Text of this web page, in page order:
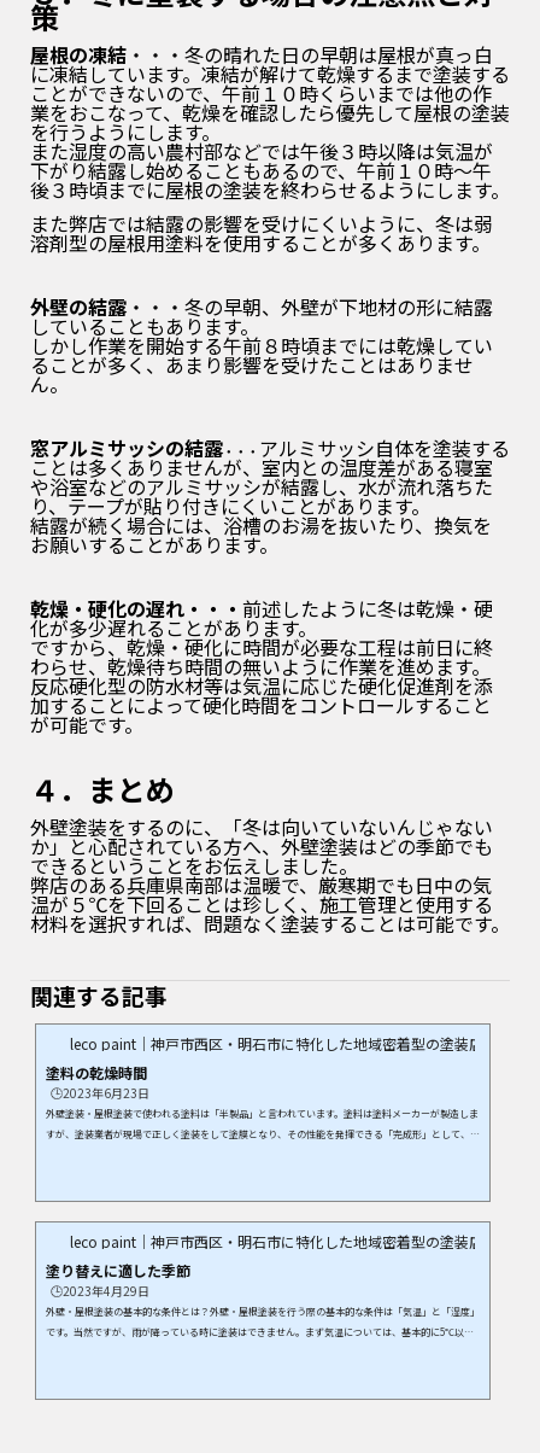
策
屋根の凍結 ・・・冬の晴れた日の早朝は屋根が真っ白
に凍結しています。凍結が解けて乾燥するまで塗装する
ことができないので、午前１０時くらいまでは他の作
業をおこなって、乾燥を確認したら優先して屋根の塗装
を行うようにします。
また湿度の高い農村部などでは午後３時以降は気温が
下がり結露し始めることもあるので、午前１０時～午
後３時頃までに屋根の塗装を終わらせるようにします。
また弊店では結露の影響を受けにくいように、冬は弱
溶剤型の屋根用塗料を使用することが多くあります。
外壁の結露 ・・・冬の早朝、外壁が下地材の形に結露
していることもあります。
しかし作業を開始する午前８時頃までには乾燥してい
ることが多く、あまり影響を受けたことはありませ
ん。
窓アルミサッシの結露 ・・・ アルミサッシ自体を塗装する
ことは多くありませんが、室内との温度差がある寝室
や浴室などのアルミサッシが結露し、水が流れ落ちた
り、テープが貼り付きにくいことがあります。
結露が続く場合には、浴槽のお湯を抜いたり、換気を
お願いすることがあります。
乾燥・硬化の遅れ・・・ 前述したように冬は乾燥・硬
化が多少遅れることがあります。
ですから、乾燥・硬化に時間が必要な工程は前日に終
わらせ、乾燥待ち時間の無いように作業を進めます。
反応硬化型の防水材等は気温に応じた硬化促進剤を添
加することによって硬化時間をコントロールすること
が可能です。
４．まとめ
外壁塗装をするのに、「冬は向いていないんじゃない
か」と心配されている方へ、外壁塗装はどの季節でも
できるということをお伝えしました。
弊店のある兵庫県南部は温暖で、厳寒期でも日中の気
温が５℃を下回ることは珍しく、施工管理と使用する
材料を選択すれば、問題なく塗装することは可能です。
関連する記事
leco paint｜神戸市西区・明石市に特化した地域密着型の塗装店
塗料の乾燥時間
🕒️2023年6月23日
外壁塗装・屋根塗装で使われる塗料は「半製品」と言われています。塗料は塗料メーカーが製造しま
すが、塗装業者が現場で正しく塗装をして塗膜となり、その性能を発揮できる「完成形」として、は
leco paint｜神戸市西区・明石市に特化した地域密着型の塗装店
塗り替えに適した季節
🕒️2023年4月29日
外壁・屋根塗装の基本的な条件とは？外壁・屋根塗装を行う際の基本的な条件は「気温」と「湿度」
です。当然ですが、雨が降っている時に塗装はできません。まず気温については、基本的に5℃以下